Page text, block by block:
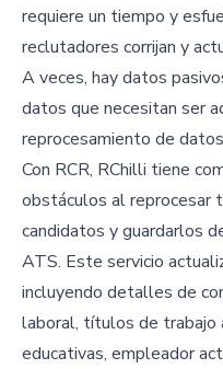
requiere un tiempo y
reclutadores corrijan y
A veces, hay datos
datos que necesitan ser
reprocesamiento de
Con RCR, RChilli tiene
obstáculos al reprocesar
candidatos y guardarlos
ATS. Este servicio
incluyendo detalles de
laboral, títulos de trabajo
educativas, empleador